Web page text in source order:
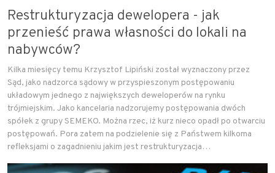
Restrukturyzacja dewelopera - jak
przenieść prawa własności do lokali na
nabywców?
Kilka miesięcy temu Krzysztof Lipiński został wyznaczony przez
Sąd, jako nadzorca sądowy w przyspieszonym postępowaniu
układowym jednego z największych deweloperów na rynku
trójmiejskim. Jako kancelaria nadzorujemy postępowania dwóch
spółek z grupy SEMEKO. Można rzec, iż kurz nieco opadł po otwarciu
postępowań. Pora zatem na podzielenie się z Państwem kilkoma
refleksjami o zagadnieniu jakim jest restrukturyzacja…